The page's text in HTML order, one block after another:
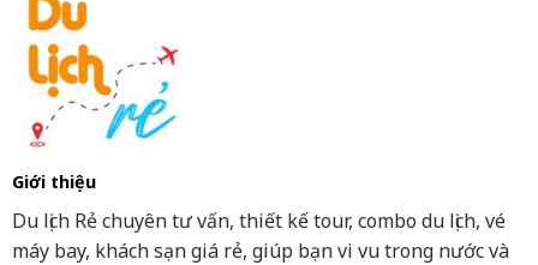
Giới thiệu
Du lịch Rẻ chuyên tư vấn, thiết kế tour, combo du lịch, vé
máy bay, khách sạn giá rẻ, giúp bạn vi vu trong nước và